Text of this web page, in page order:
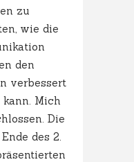
zu
wie die
den
verbessert
kann. Mich
Die
des 2.